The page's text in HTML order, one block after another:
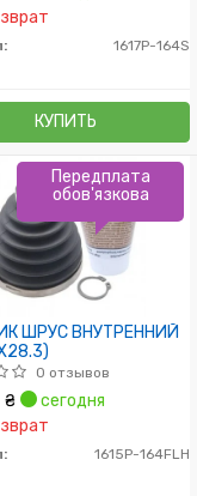
1617P-164S
КУПИТЬ
ШРУС ВНУТРЕННИЙ
0 отзывов
₴
сегодня
1615P-164FLH
Передплата
обов'язкова